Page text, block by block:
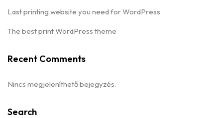
Last printing website you need for WordPress
The best print WordPress theme
Recent Comments
Nincs megjeleníthető bejegyzés.
Search